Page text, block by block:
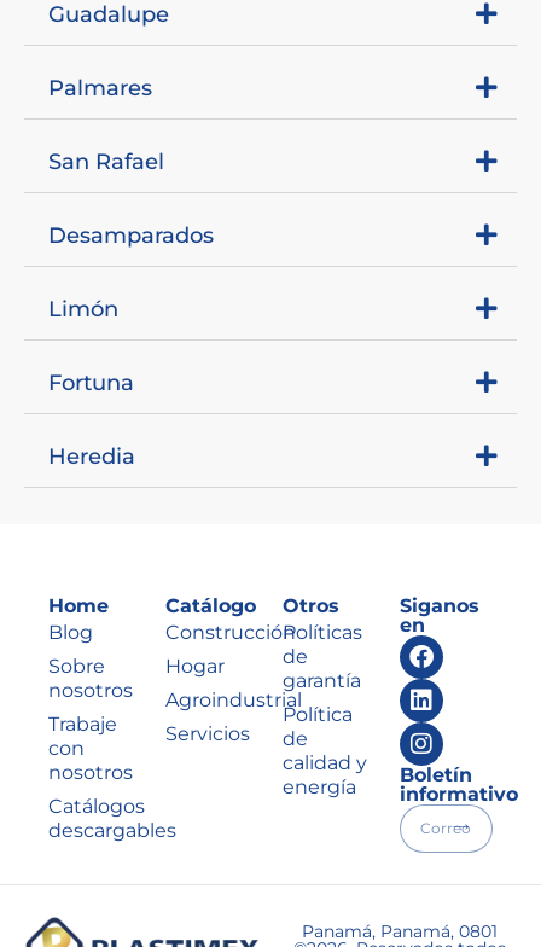
Guadalupe
Palmares
San Rafael
Desamparados
Limón
Fortuna
Heredia
Home
Blog
Sobre
nosotros
Trabaje
con
nosotros
Catálogos
descargables
Catálogo
Construcción
Hogar
Agroindustrial
Servicios
Otros
Políticas
de
garantía
Política
de
calidad y
energía
Siganos
en
Boletín
informativo
Panamá, Panamá, 0801